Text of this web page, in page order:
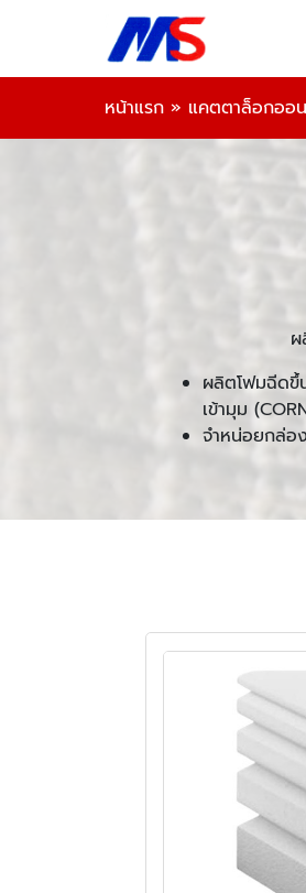
หน้าแรก » แคตตาล็อกออ
ผลิตโฟมฉีดขึ้
เข้ามุม
จำหน่อยกล่อ